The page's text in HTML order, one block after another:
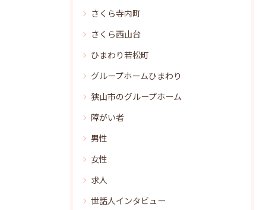
さくら寺内町
さくら西山台
ひまわり若松町
グループホームひまわり
狭山市のグループホーム
障がい者
男性
女性
求人
世話人インタビュー